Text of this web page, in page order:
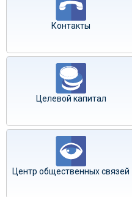
Контакты
Целевой капитал
Центр общественных связей